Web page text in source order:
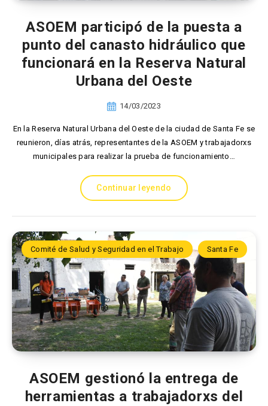
ASOEM participó de la puesta a
punto del canasto hidráulico que
funcionará en la Reserva Natural
Urbana del Oeste
14/03/2023
En la Reserva Natural Urbana del Oeste de la ciudad de Santa Fe se
reunieron, días atrás, representantes de la ASOEM y trabajadorxs
municipales para realizar la prueba de funcionamiento…
Continuar leyendo
Comité de Salud y Seguridad en el Trabajo Santa Fe
ASOEM gestionó la entrega de
herramientas a trabajadorxs del